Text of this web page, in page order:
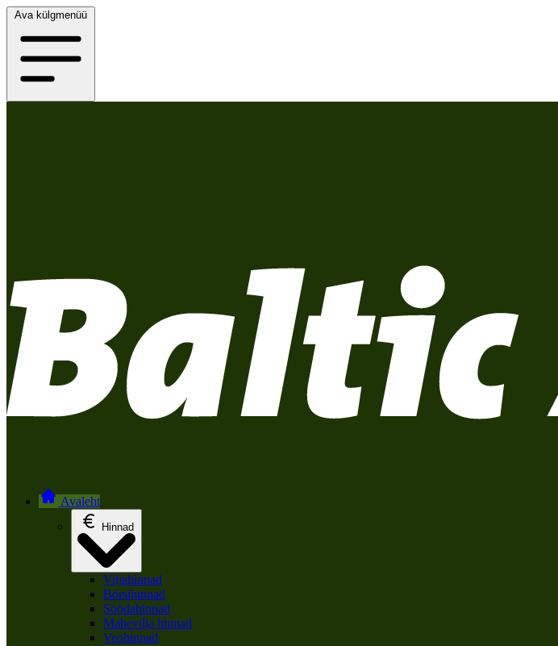
Ava külgmenüü
Avaleht
Hinnad
Viljahinnad
Börsihinnad
Söödahinnad
Mahevilja hinnad
Veohinnad